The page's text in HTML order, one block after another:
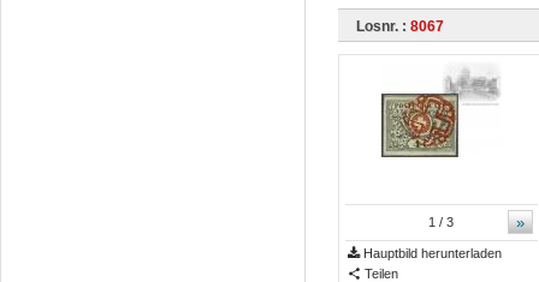
Losnr. : 8067
»
1 / 3
Hauptbild herunterladen
Teilen